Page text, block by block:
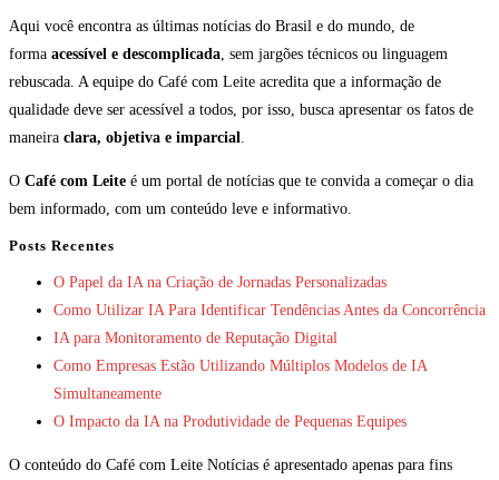
Aqui você encontra as últimas notícias do Brasil e do mundo, de
forma acessível e descomplicada, sem jargões técnicos ou linguagem
rebuscada. A equipe do Café com Leite acredita que a informação de
qualidade deve ser acessível a todos, por isso, busca apresentar os fatos de
maneira clara, objetiva e imparcial.
O Café com Leite é um portal de notícias que te convida a começar o dia
bem informado, com um conteúdo leve e informativo.
Posts Recentes
O Papel da IA na Criação de Jornadas Personalizadas
Como Utilizar IA Para Identificar Tendências Antes da Concorrência
IA para Monitoramento de Reputação Digital
Como Empresas Estão Utilizando Múltiplos Modelos de IA
Simultaneamente
O Impacto da IA na Produtividade de Pequenas Equipes
O conteúdo do Café com Leite Notícias é apresentado apenas para fins